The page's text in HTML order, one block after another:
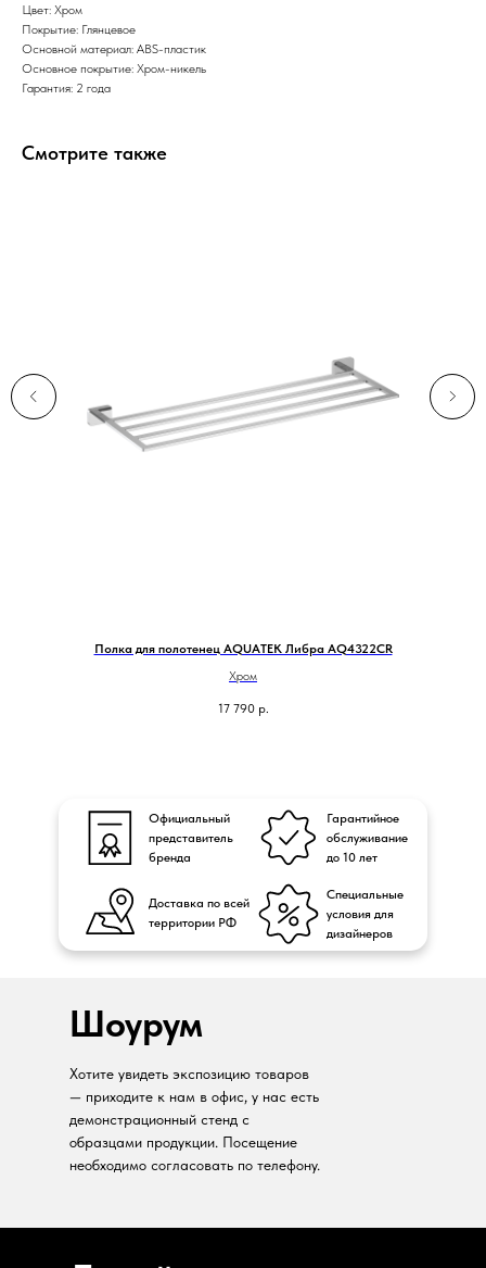
Цвет: Хром
Покрытие: Глянцевое
Основной материал: ABS-пластик
Основное покрытие: Хром-никель
Гарантия: 2 года
Смотрите также
Полка для полотенец AQUATEK Либра AQ4322CR
Хром
17 790 р.
Официальный
представитель
бренда
Доставка по всей
территории РФ
Гарантийное
обслуживание
до 10 лет
Специальные
условия для
дизайнеров
Шоурум
Хотите увидеть экспозицию товаров
— приходите к нам в офис, у нас есть
демонстрационный стенд с
образцами продукции. Посещение
необходимо согласовать по телефону.